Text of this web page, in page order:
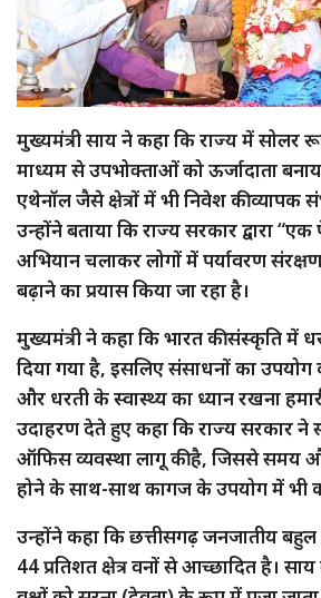
मुख्यमंत्री साय ने कहा कि राज्य में सोलर
माध्यम से उपभोक्ताओं को ऊर्जादाता
एथेनॉल जैसे क्षेत्रों में भी निवेश की व्यापक
उन्होंने बताया कि राज्य सरकार द्वारा
अभियान चलाकर लोगों में पर्यावरण
बढ़ाने का प्रयास किया जा रहा है।
मुख्यमंत्री ने कहा कि भारत की संस्कृति में
दिया गया है, इसलिए संसाधनों का
और धरती के स्वास्थ्य का ध्यान रखना
उदाहरण देते हुए कहा कि राज्य सरकार ने
ऑफिस व्यवस्था लागू की है, जिससे समय
होने के साथ-साथ कागज के उपयोग में भी
उन्होंने कहा कि छत्तीसगढ़ जनजातीय
44 प्रतिशत क्षेत्र वनों से आच्छादित है।